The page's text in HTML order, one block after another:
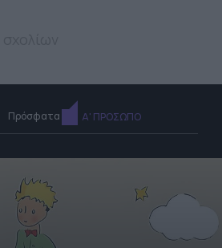
Πρόσφατα Α' ΠΡΟΣΩΠΟ